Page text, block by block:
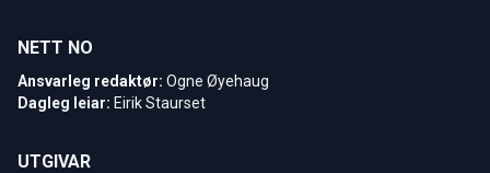
NETT NO
Ansvarleg redaktør: Ogne Øyehaug
Dagleg leiar: Eirik Staurset
UTGIVAR